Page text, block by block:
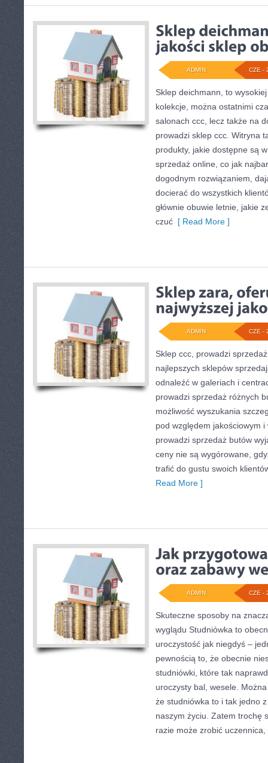
CZE -
ADMIN
Sklep deichmann, to
kolekcje, można ostatnimi
salonach ccc, lecz także na
prowadzi sklep ccc. Witryna
produkty, jakie dostępne są
sprzedaż online, co jak
dogodnym rozwiązaniem,
docierać do wszystkich
głównie obuwie letnie, jakie
czuć [ Read More ]
CZE -
ADMIN
Sklep ccc, prowadzi
najlepszych sklepów
odnaleźć w galeriach i
prowadzi sprzedaż różnych
możliwość wyszukania
pod względem jakościowym
prowadzi sprzedaż butów
ceny nie są wygórowane,
trafić do gustu swoich
Read More ]
CZE -
ADMIN
Skuteczne sposoby na
wyglądu Studniówka to
uroczystość jak niegdyś –
pewnością to, że obecnie
studniówki, które tak
uroczysty bal, wesele.
że studniówka to i tak jedno
naszym życiu. Zatem trochę
razie może zrobić